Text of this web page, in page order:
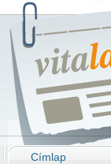
Címlap